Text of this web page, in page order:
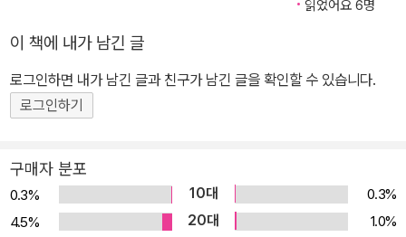
문 인용 피인용상, 과학기술우수논문상 등을 수상했다. 매일같이 마
주치는 하늘 사진을 찍고, 무지개 너머 빛의 비밀을 떠올리는 그는 한
국물리학회 물리 대중화 특별 위원회 실무 이사를 맡아 물리 대중화
판화는 1666년경 프리즘을 사용한 뉴턴의 빛 실험을 형상화한 것이
다. 프리즘을 이용해 햇빛을 무지갯빛으로 분리할 수 있다는 것은 고
대로부터 알려진 현상이었지만, 중세의 사람들은 햇빛 자체가 무지갯
읽었어요 6명
이 책에 내가 남긴 글
로그인하면 내가 남긴 글과 친구가 남긴 글을 확인할 수 있습니다.
로그인하기
구매자 분포
0.3% 10대
0.3%
4.5%
20대
1.0%